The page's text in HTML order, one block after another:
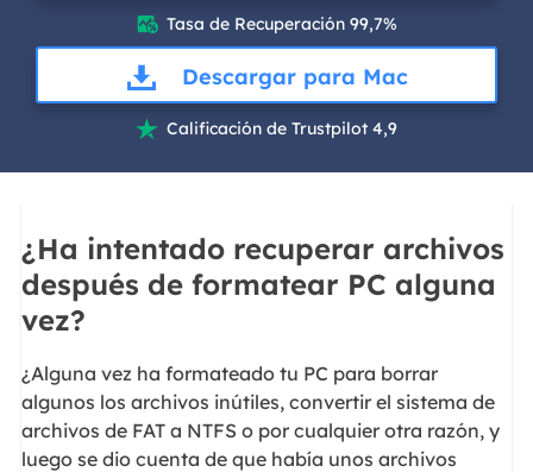
 Tasa de Recuperación 99,7%
Descargar para Mac
 Calificación de Trustpilot 4,9
¿Ha intentado recuperar archivos
después de formatear PC alguna
vez?
¿Alguna vez ha formateado tu PC para borrar
algunos los archivos inútiles, convertir el sistema de
archivos de FAT a NTFS o por cualquier otra razón, y
luego se dio cuenta de que había unos archivos